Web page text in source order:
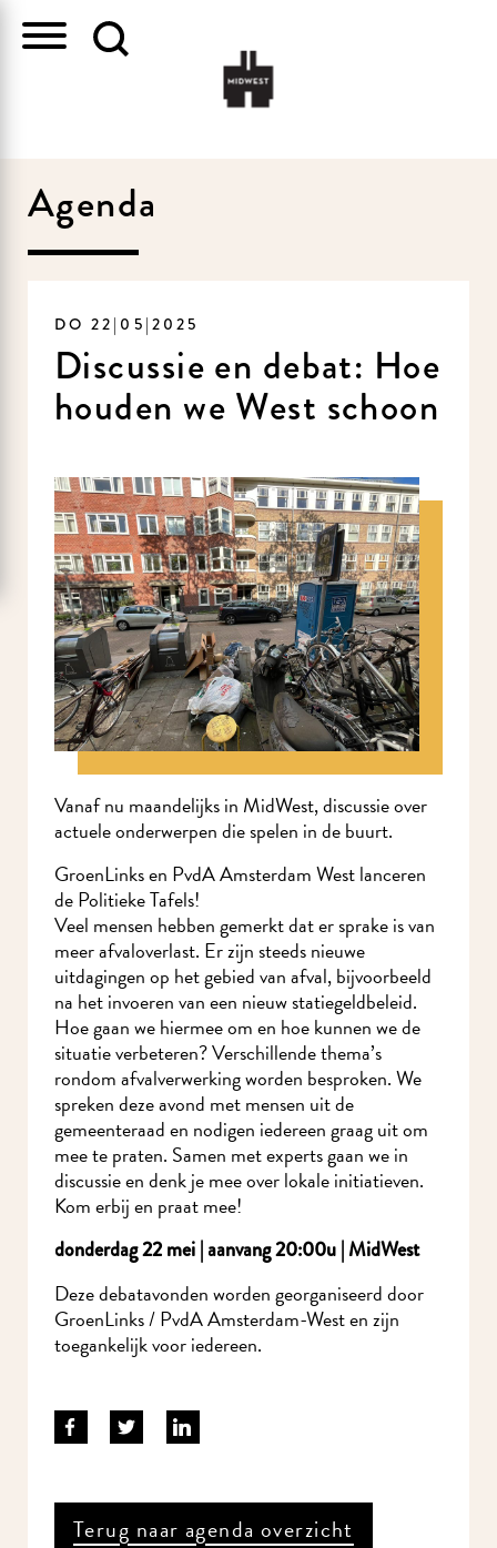
Agenda
DO 22|05|2025
Discussie en debat: Hoe
houden we West schoon
Vanaf nu maandelijks in MidWest, discussie over
actuele onderwerpen die spelen in de buurt.
GroenLinks en PvdA Amsterdam West lanceren
de Politieke Tafels!
Veel mensen hebben gemerkt dat er sprake is van
meer afvaloverlast. Er zijn steeds nieuwe
uitdagingen op het gebied van afval, bijvoorbeeld
na het invoeren van een nieuw statiegeldbeleid.
Hoe gaan we hiermee om en hoe kunnen we de
situatie verbeteren? Verschillende thema’s
rondom afvalverwerking worden besproken. We
spreken deze avond met mensen uit de
gemeenteraad en nodigen iedereen graag uit om
mee te praten. Samen met experts gaan we in
discussie en denk je mee over lokale initiatieven.
Kom erbij en praat mee!
donderdag 22 mei | aanvang 20:00u | MidWest
Deze debatavonden worden georganiseerd door
GroenLinks / PvdA Amsterdam-West en zijn
toegankelijk voor iedereen.
Terug naar agenda overzicht